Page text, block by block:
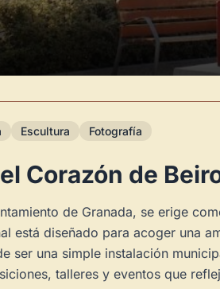
Escultura Fotografía
Corazón de
de Granada, se erige
está diseñado para acoger una
ser una simple instalación
talleres y eventos que